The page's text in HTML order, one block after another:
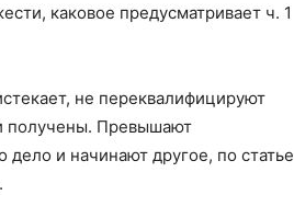
каковое предусматривает ч. 1
не переквалифицируют
получены. Превышают
и начинают другое, по статье